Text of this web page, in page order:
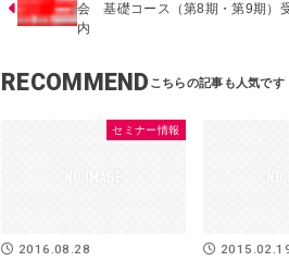
会 基礎コース（第8期・第9期）
内
RECOMMEND
セミナー情報
2016.08.28